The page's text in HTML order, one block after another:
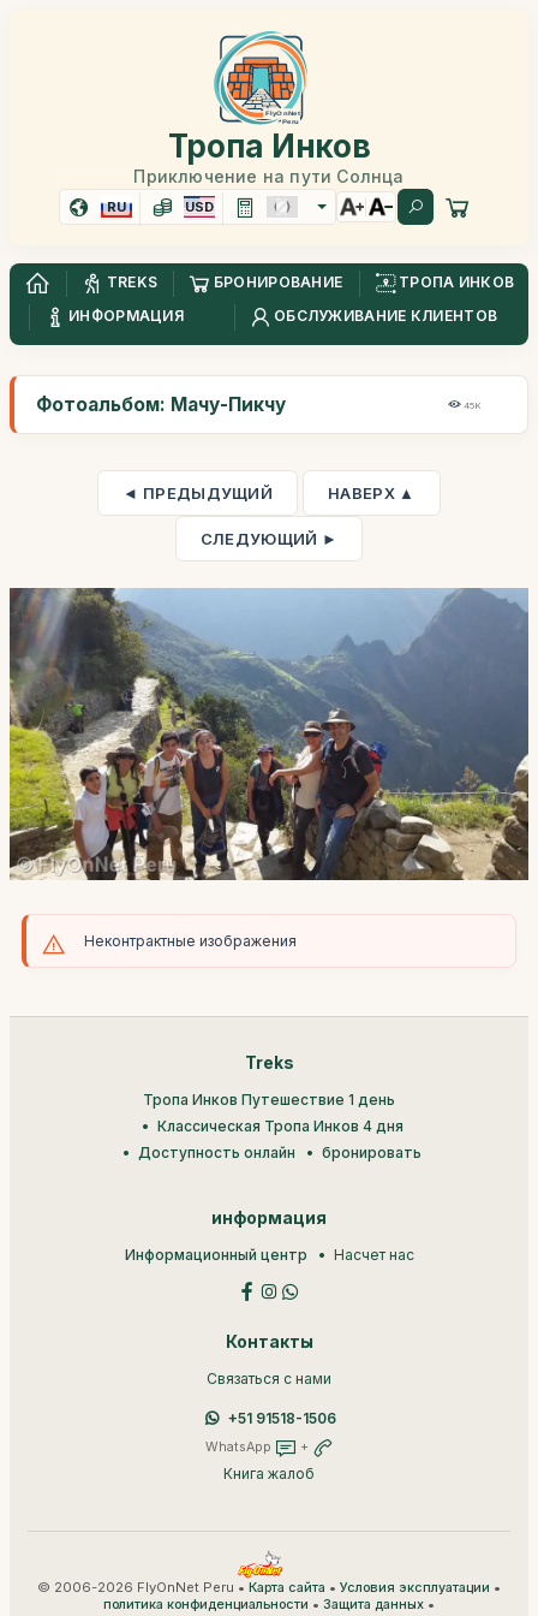
Тропа Инков
Приключение на пути Солнца
RU USD
TREKS БРОНИРОВАНИЕ
ТРОПА ИНКОВ
ИНФОРМАЦИЯ
ОБСЛУЖИВАНИЕ КЛИЕНТОВ
Фотоальбом: Мачу-Пикчу 45K
◄ ПРЕДЫДУЩИЙ НАВЕРХ ▲
СЛЕДУЮЩИЙ ►
Неконтрактные изображения
Treks
Тропа Инков Путешествие 1 день
Классическая Тропа Инков 4 дня
Доступность онлайн
бронировать
информация
Информационный центр Насчет нас
Контакты
Связаться с нами
+51 91518-1506
WhatsApp +
Книга жалоб
© 2006-2026 FlyOnNet Peru • Карта сайта • Условия эксплуатации •
политика конфиденциальности • Защита данных •